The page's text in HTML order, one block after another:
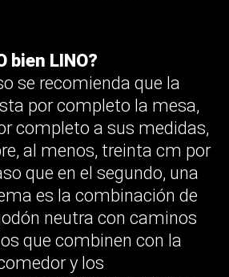
bien LINO?
se recomienda que la
por completo la mesa,
completo a sus medidas,
al menos, treinta cm por
que en el segundo, una
es la combinación de
neutra con caminos
que combinen con la
y los